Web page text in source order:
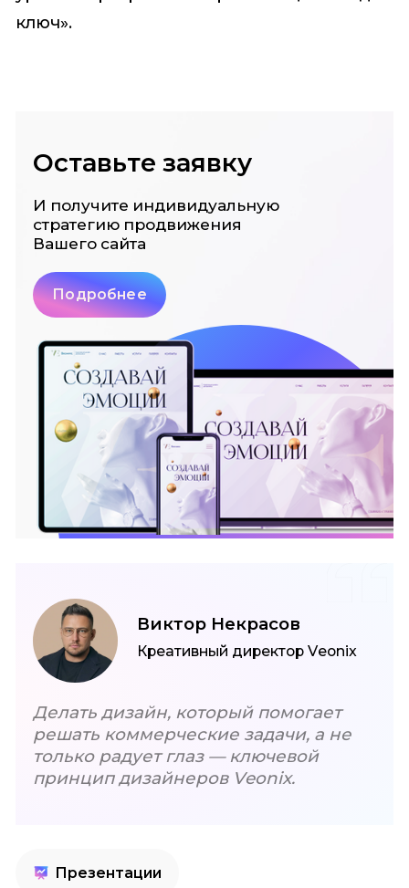
ключ».
Оставьте заявку
И получите индивидуальную
стратегию продвижения
Вашего сайта
Подробнее
Делать дизайн, который помогает
решать коммерческие задачи, а не
только радует глаз — ключевой
принцип дизайнеров Veonix.
Виктор Некрасов
Креативный директор Veonix
Презентации